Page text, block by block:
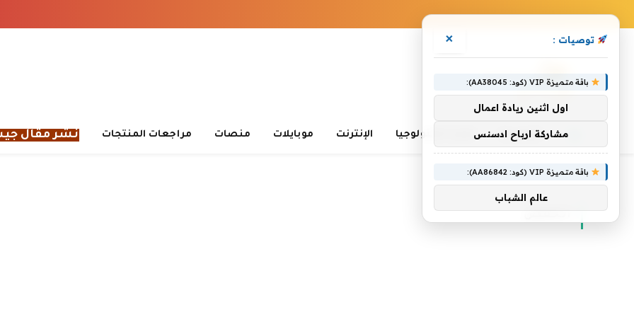
الرئيسية تعلم التكنولوجيا الإنترنت موبايلات منصات مراجعات المنتجات نشر مقال
الرئيسية» انخفض
انخفض
توصيات : ×
باقة متميزة VIP (كود: AA38045):
اول اثنين ريادة اعمال
مشاركة ارباح ادسنس
باقة متميزة VIP (كود: AA86842):
عالم الشباب